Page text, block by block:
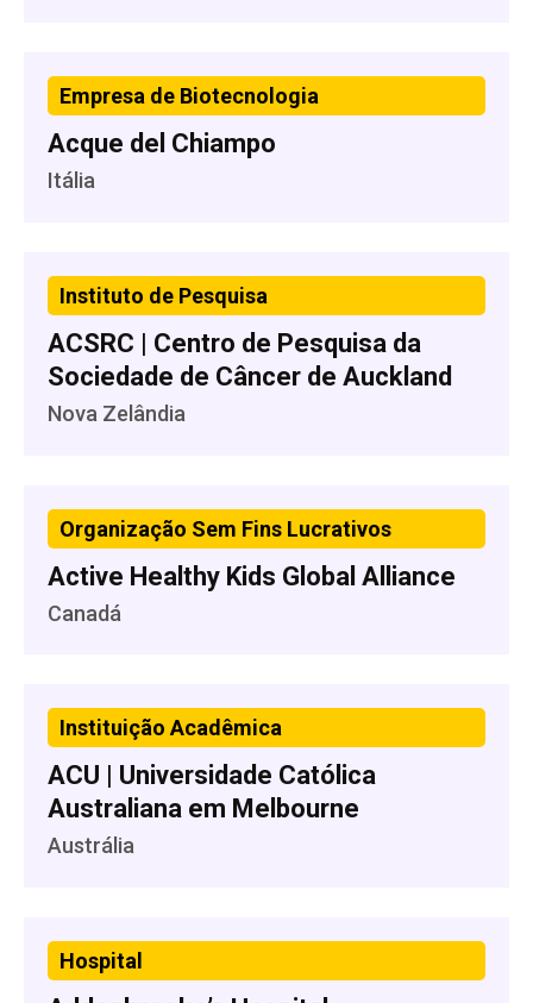
Empresa de Biotecnologia
Acque del Chiampo
Itália
Instituto de Pesquisa
ACSRC | Centro de Pesquisa da
Sociedade de Câncer de Auckland
Nova Zelândia
Organização Sem Fins Lucrativos
Active Healthy Kids Global Alliance
Canadá
Instituição Acadêmica
ACU | Universidade Católica
Australiana em Melbourne
Austrália
Hospital